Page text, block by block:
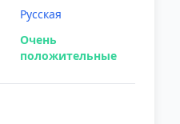
Русская
Очень
положительные